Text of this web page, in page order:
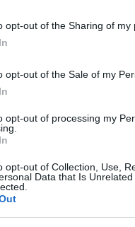
opt-out of the Sharing of my
opt-out of the Sale of my
opt-out of processing my
opt-out of Collection, Use,
Data that Is
sequestrati
Il motivo
- 10:29 Davide Sperati
dell’Ufficio delle
hanno individuato
→